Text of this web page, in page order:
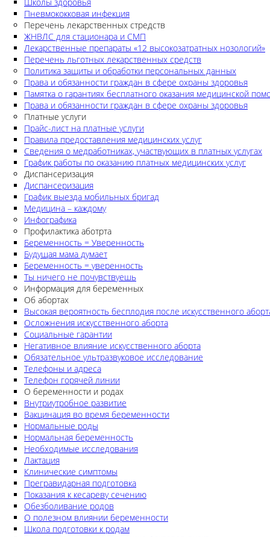
Пневмококковая инфекция
Перечень лекарственных стредств
ЖНВЛС для стационара и СМП
Лекарственные препараты «12 высокозатратных нозологий»
Перечень льготных лекарственных средств
Политика защиты и обработки персональных данных
Права и обязанности граждан в сфере охраны здоровья
Памятка о гарантиях бесплатного оказания медицинской
Права и обязанности граждан в сфере охраны здоровья
Платные услуги
Прайс-лист на платные услуги
Правила предоставления медицинских услуг
Сведения о медработниках, участвующих в платных услугах
График работы по оказанию платных медицинских услуг
Диспансеризация
Диспансеризация
График выезда мобильных бригад
Медицина – каждому
Инфографика
Профилактика аботрта
Беременность = Уверенность
Будущая мама думает
Беременность = уверенность
Ты ничего не почувствуешь
Информация для беременных
Об абортах
Высокая вероятность бесплодия после искусственного
Осложнения искусственного аборта
Социальные гарантии
Негативное влияние искусственного аборта
Обязательное ультразвуковое исследование
Телефоны и адреса
Телефон горячей линии
О беременности и родах
Внутриутробное развитие
Вакцинация во время беременности
Нормальные роды
Нормальная беременность
Необходимые исследования
Лактация
Клинические симптомы
Прегравидарная подготовка
Показания к кесареву сечению
Обезболивание родов
О полезном влиянии беременности
Школа подготовки к родам